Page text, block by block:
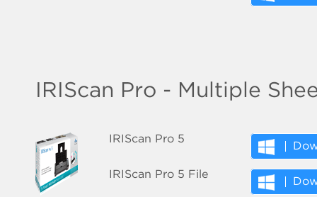
IRIScan Pro - Multiple
IRIScan Pro 5
IRIScan Pro 5 File